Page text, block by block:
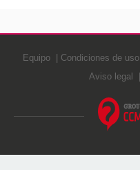
Equipo Condiciones de uso
Aviso legal